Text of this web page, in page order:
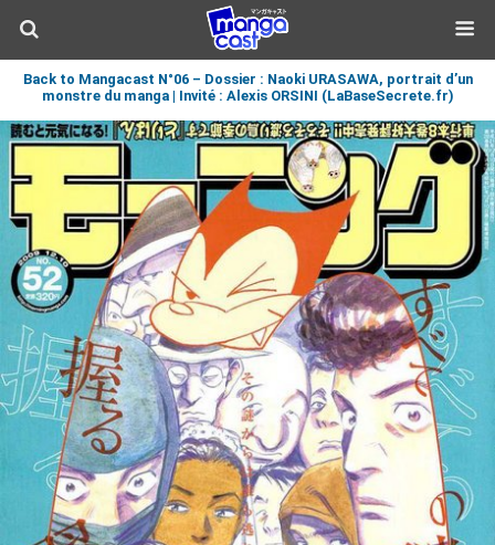
Back to Mangacast N°06 – Dossier : Naoki URASAWA, portrait d’un
monstre du manga | Invité : Alexis ORSINI (LaBaseSecrete.fr)